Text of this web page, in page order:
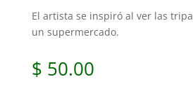
El artista se inspiró al ver las
un supermercado.
$ 50.00